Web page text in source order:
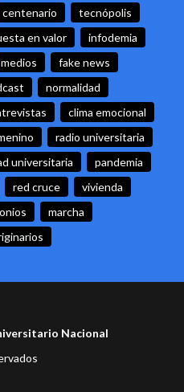
centenario
tecnópolis
en valor
infodemia
medios
fake news
normalidad
clima emocional
radio universitaria
universitaria
pandemia
red cruce
vivienda
marcha
Nacional